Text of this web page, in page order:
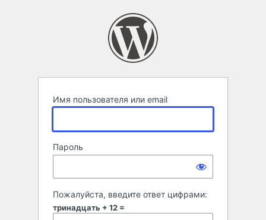
Имя пользователя или email
Пароль
Пожалуйста, введите ответ цифрами:
тринадцать + 12 =